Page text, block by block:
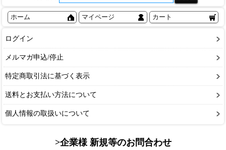
ホーム マイページ カート
ログイン
メルマガ申込/停止
特定商取引法に基づく表示
送料とお支払い方法について
個人情報の取扱いについて
>企業様 新規等のお問合わせ